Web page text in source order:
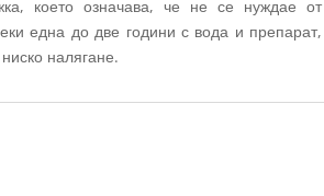
което означава, че не се нуждае от
една до две години с вода и препарат,
налягане.